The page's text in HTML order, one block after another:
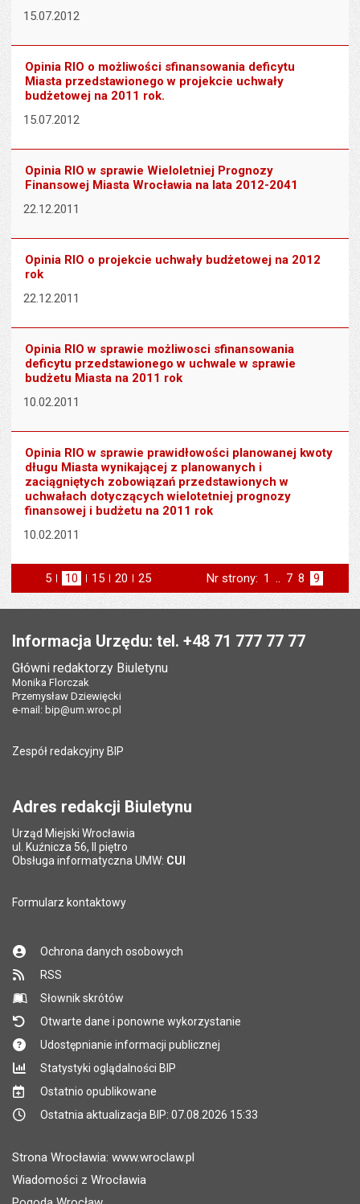
15.07.2012
Opinia RIO o możliwości sfinansowania deficytu
Miasta przedstawionego w projekcie uchwały
budżetowej na 2011 rok.
15.07.2012
Opinia RIO w sprawie Wieloletniej Prognozy
Finansowej Miasta Wrocławia na lata 2012-2041
22.12.2011
Opinia RIO o projekcie uchwały budżetowej na 2012
rok
22.12.2011
Opinia RIO w sprawie możliwosci sfinansowania
deficytu przedstawionego w uchwale w sprawie
budżetu Miasta na 2011 rok
10.02.2011
Opinia RIO w sprawie prawidłowości planowanej kwoty
długu Miasta wynikającej z planowanych i
zaciągniętych zobowiązań przedstawionych w
uchwałach dotyczących wielotetniej prognozy
finansowej i budżetu na 2011 rok
10.02.2011
5 elementów na stronie
10 elementów
na stronie
15 elementów
na stronie
20 elementów
na stronie
25 elementów
na stronie
Nr strony: Strona
1 .. Strona
7 Strona
8 Strona
9
Informacja Urzędu: tel. +48 71 777 77 77
Główni redaktorzy Biuletynu
Monika Florczak
Przemysław Dziewięcki
e-mail: bip@um.wroc.pl
Zespół redakcyjny BIP
Adres redakcji Biuletynu
Urząd Miejski Wrocławia
ul. Kuźnicza 56, II piętro
Obsługa informatyczna UMW: CUI
Formularz kontaktowy
Ochrona danych osobowych
RSS
Słownik skrótów
Otwarte dane i ponowne wykorzystanie
Udostępnianie informacji publicznej
Statystyki oglądalności BIP
Ostatnio opublikowane
Ostatnia aktualizacja BIP: 07.08.2026 15:33
Strona Wrocławia: www.wroclaw.pl
Wiadomości z Wrocławia